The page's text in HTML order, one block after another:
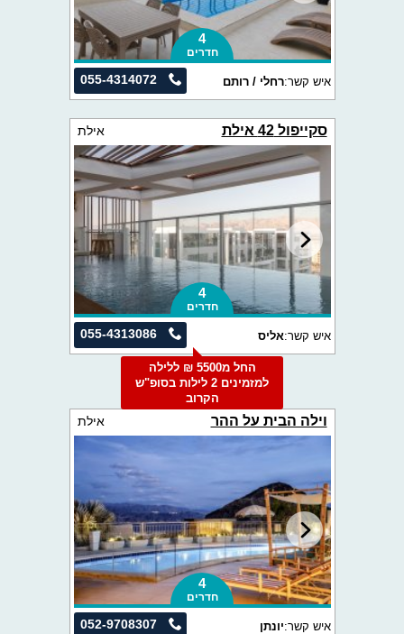
4
חדרים
055-4314072 איש קשר:רחלי / רותם
סקייפול 42 אילת אילת
4
חדרים
055-4313086 איש קשר:אליס
החל מ5500 ₪ ללילה
למזמינים 2 לילות בסופ"ש
הקרוב
וילה הבית על ההר אילת
4
חדרים
052-9708307 איש קשר:יונתן